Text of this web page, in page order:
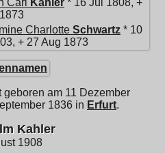
Carl Kahler * 16 Jul 1808, +
Charlotte Schwartz * 10
+ 27 Aug 1873
geboren am 11 Dezember
1836 in Erfurt.
Kahler
1908